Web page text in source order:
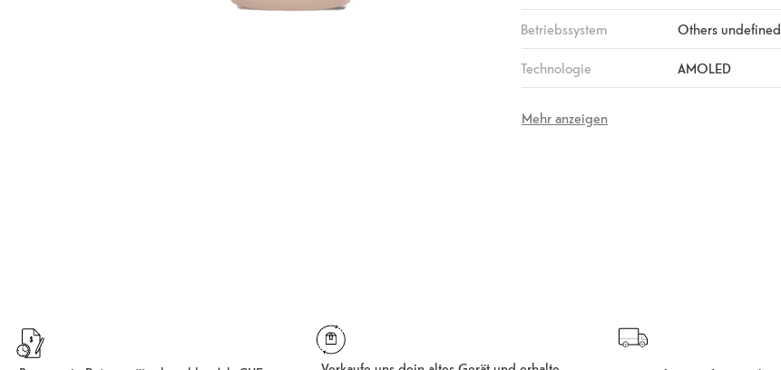
Betriebssystem Others undefined
Technologie AMOLED
Mehr anzeigen